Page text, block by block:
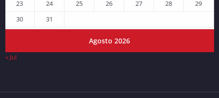
Agosto 2026
23
24 25 26 27 28
29
30
31
« Jul